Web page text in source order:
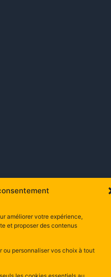
améliorer votre expérience,
et proposer des contenus
ou personnaliser vos choix à tout